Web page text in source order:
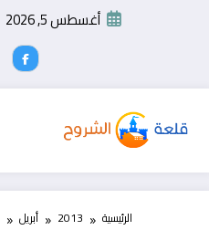
أغسطس 5, 2026
الرئيسية 2013 أبريل